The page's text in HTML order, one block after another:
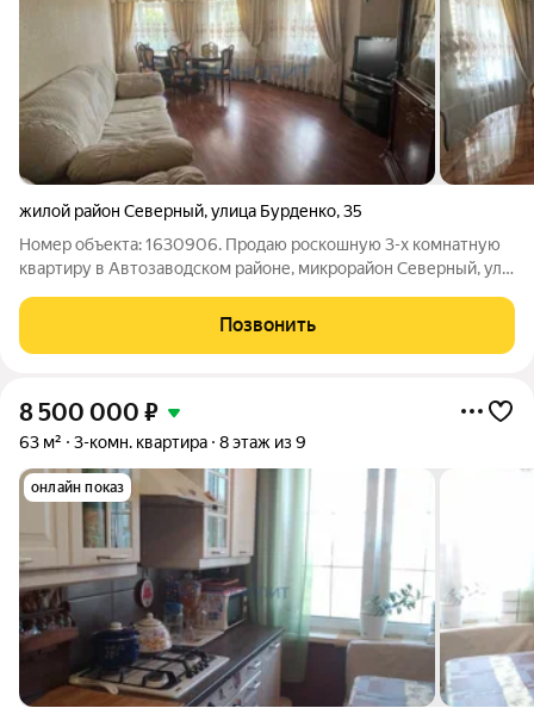
жилой район Северный,улица Бурденко,35
Номер объекта: 1630906. Продаю роскошную 3-х комнатную
квартиру в Автозаводском районе, микрорайон Северный, ул.
постройки. Общая площадь квартиры 88,4 кв.м, три
изолированные комнаты 24,3 кв.м,
Позвонить
8 500 000 ₽
63 м² 3-комн. квартира 8 этаж из 9
онлайн показ